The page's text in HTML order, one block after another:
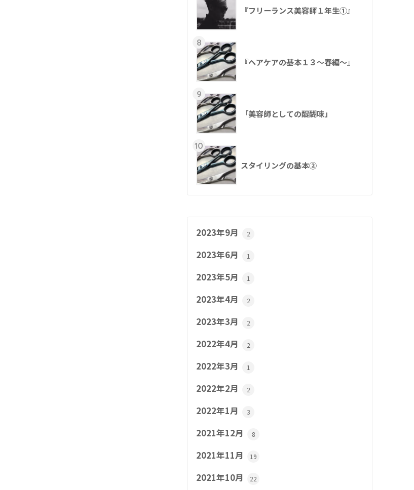
『フリーランス美容師１年生①』
8
『ヘアケアの基本１３～春編～』
9
「美容師としての醍醐味」
10
スタイリングの基本②
2023年9月 2
2023年6月 1
2023年5月 1
2023年4月 2
2023年3月 2
2022年4月 2
2022年3月 1
2022年2月 2
2022年1月 3
2021年12月 8
2021年11月 19
2021年10月 22